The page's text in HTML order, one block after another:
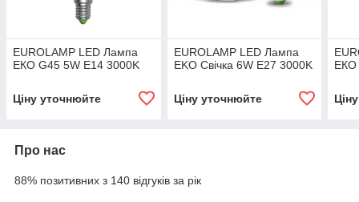
EUROLAMP LED Лампа
ЕКО G45 5W E14 3000K
Ціну уточнюйте
EUROLAMP LED Лампа
EKO Свічка 6W E27 3000K
Ціну уточнюйте
ЕКО
Про нас
88% позитивних з 140 відгуків за рік